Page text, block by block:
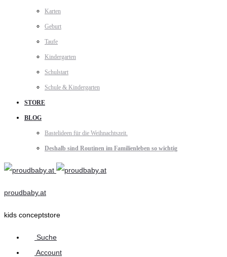
Karten
Geburt
Taufe
Kindergarten
Schulstart
Schule & Kindergarten
STORE
BLOG
Bastelideen für die Weihnachtszeit.
Deshalb sind Routinen im Familienleben so wichtig
proudbaby.at
kids conceptstore
Suche
Account